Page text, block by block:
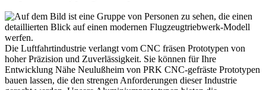
Die Luftfahrtindustrie verlangt vom CNC fräsen Prototypen von
hoher Präzision und Zuverlässigkeit. Sie können für Ihre
Entwicklung Nähe Neulußheim von PRK CNC-gefräste Prototypen
bauen lassen, die den strengen Anforderungen dieser Industrie